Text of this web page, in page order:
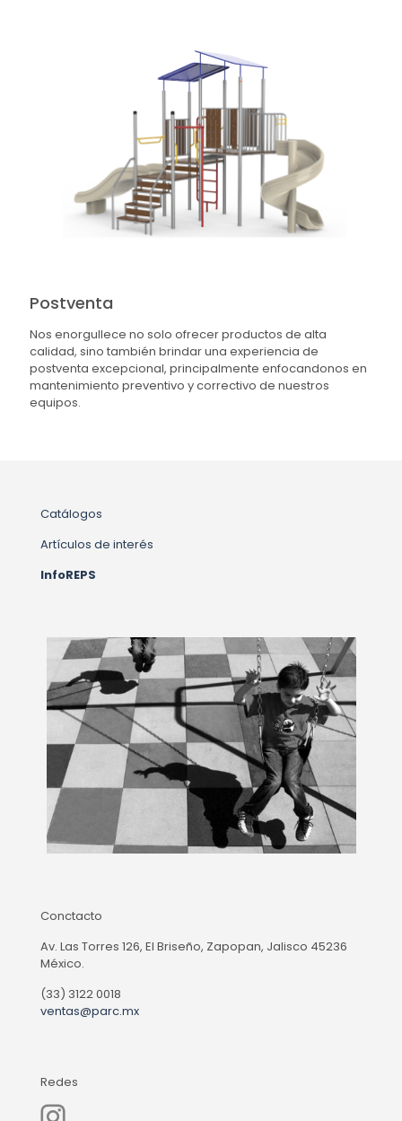
Postventa
Nos enorgullece no solo ofrecer productos de alta
calidad, sino también brindar una experiencia de
postventa excepcional, principalmente enfocandonos en
mantenimiento preventivo y correctivo de nuestros
equipos.
Catálogos
Artículos de interés
InfoREPS
Conctacto
Av. Las Torres 126, El Briseño, Zapopan, Jalisco 45236
México.
(33) 3122 0018
ventas@parc.mx
Redes